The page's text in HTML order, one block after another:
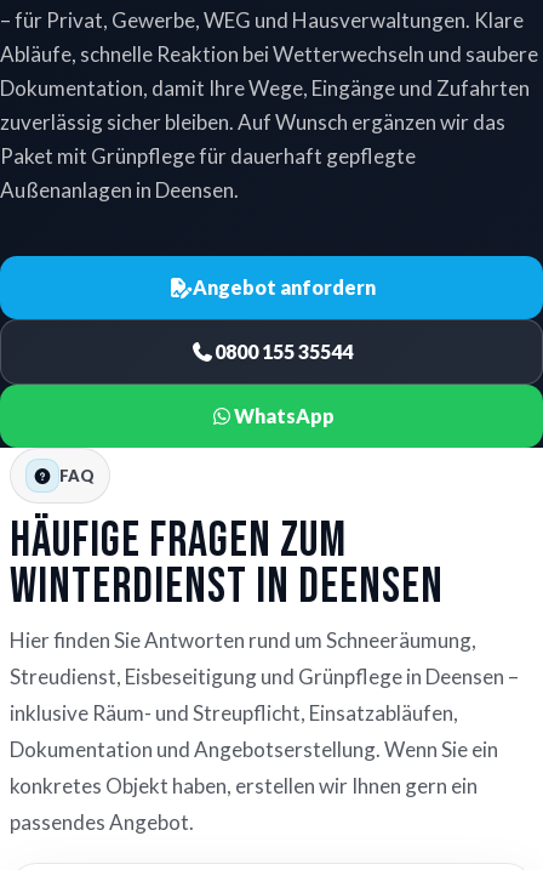
– für Privat, Gewerbe, WEG und Hausverwaltungen. Klare
Abläufe, schnelle Reaktion bei Wetterwechseln und saubere
Dokumentation, damit Ihre Wege, Eingänge und Zufahrten
zuverlässig sicher bleiben. Auf Wunsch ergänzen wir das
Paket mit Grünpflege für dauerhaft gepflegte
Außenanlagen in Deensen.
Angebot anfordern
0800 155 35544
WhatsApp
FAQ
Häufige Fragen zum
Winterdienst in Deensen
Hier finden Sie Antworten rund um Schneeräumung,
Streudienst, Eisbeseitigung und Grünpflege in Deensen –
inklusive Räum- und Streupflicht, Einsatzabläufen,
Dokumentation und Angebotserstellung. Wenn Sie ein
konkretes Objekt haben, erstellen wir Ihnen gern ein
passendes Angebot.